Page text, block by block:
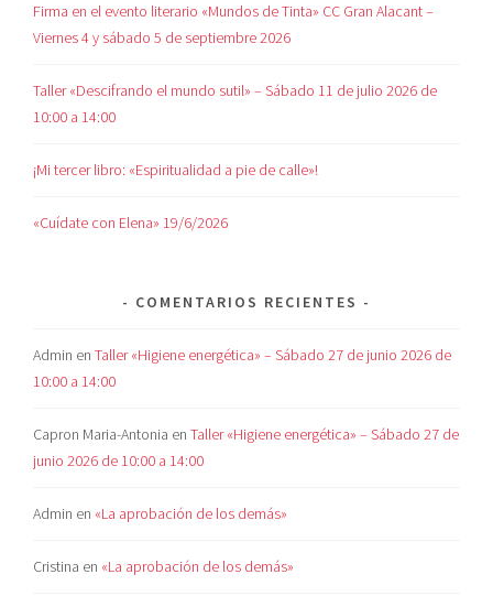
Firma en el evento literario «Mundos de Tinta» CC Gran Alacant –
Viernes 4 y sábado 5 de septiembre 2026
Taller «Descifrando el mundo sutil» – Sábado 11 de julio 2026 de
10:00 a 14:00
¡Mi tercer libro: «Espiritualidad a pie de calle»!
«Cuídate con Elena» 19/6/2026
COMENTARIOS RECIENTES
Admin enTaller «Higiene energética» – Sábado 27 de junio 2026 de
10:00 a 14:00
Capron Maria-Antonia enTaller «Higiene energética» – Sábado 27 de
junio 2026 de 10:00 a 14:00
Admin en «La aprobación de los demás»
Cristina en «La aprobación de los demás»